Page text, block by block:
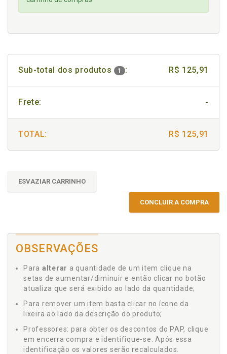
Sub-total dos produtos 1 : R$ 125,91
Frete: -
TOTAL: R$ 125,91
ESVAZIAR CARRINHO
CONCLUIR A COMPRA
OBSERVAÇÕES
Para alterar a quantidade de um item clique na
setas de aumentar/diminuir e então clicar no botão
atualiza que será exibido ao lado da quantidade;
Para remover um item basta clicar no ícone da
lixeira ao lado da descrição do produto;
Professores: para obter os descontos do PAP, clique
em encerra compra e identifique-se. Após essa
identificação os valores serão recalculados.